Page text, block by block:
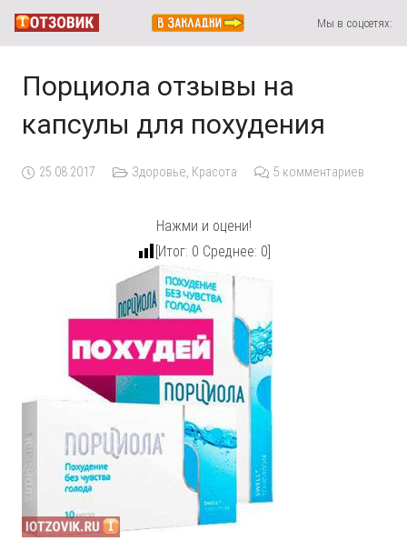
Мы в соцсетях:
Порциола отзывы на
капсулы для похудения
25.08.2017 Здоровье, Красота 5 комментариев
Нажми и оцени!
[Итог: 0 Среднее: 0]